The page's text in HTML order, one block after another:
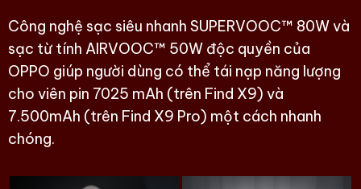
Công nghệ sạc siêu nhanh SUPERVOOC™ 80W và
sạc từ tính AIRVOOC™ 50W độc quyền của
OPPO giúp người dùng có thể tái nạp năng lượng
cho viên pin 7025 mAh (trên Find X9) và
7.500mAh (trên Find X9 Pro) một cách nhanh
chóng.